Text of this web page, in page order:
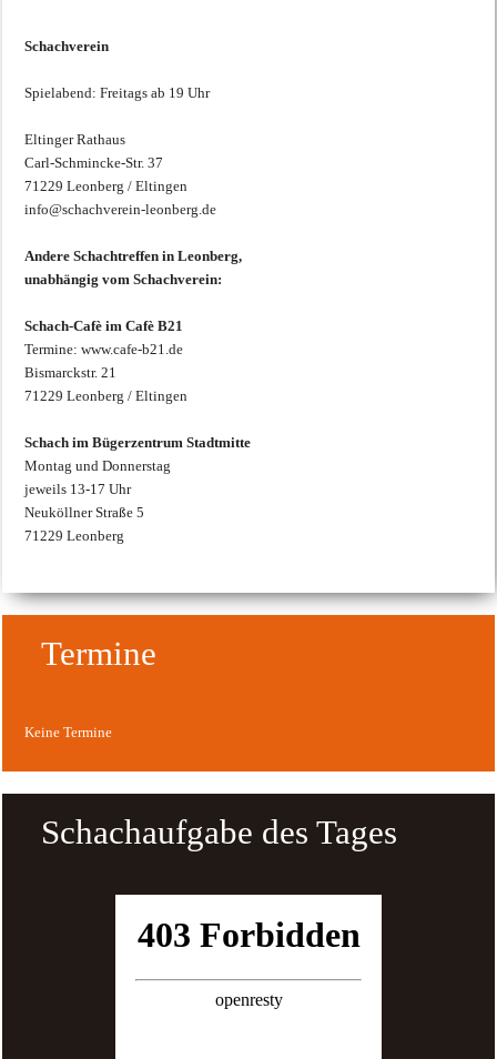
Schachverein
Spielabend: Freitags ab 19 Uhr
Eltinger Rathaus
Carl-Schmincke-Str. 37
71229 Leonberg / Eltingen
info@schachverein-leonberg.de
Andere Schachtreffen in Leonberg,
unabhängig vom Schachverein:
Schach-Cafè im Cafè B21
Termine: www.cafe-b21.de
Bismarckstr. 21
71229 Leonberg / Eltingen
Schach im Bügerzentrum Stadtmitte
Montag und Donnerstag
jeweils 13-17 Uhr
Neuköllner Straße 5
71229 Leonberg
Termine
Keine Termine
Schachaufgabe des Tages